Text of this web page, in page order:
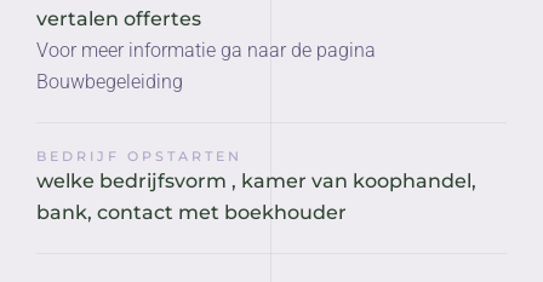
vertalen offertes
Voor meer informatie ga naar de pagina
Bouwbegeleiding
BEDRIJF OPSTARTEN
welke bedrijfsvorm , kamer van koophandel,
bank, contact met boekhouder